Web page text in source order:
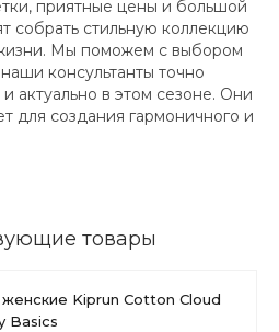
приятные цены и большой
собрать стильную коллекцию
Мы поможем с выбором
консультанты точно
актуально в этом сезоне. Они
для создания гармоничного и
товары
Kiprun Cotton Cloud
Basics